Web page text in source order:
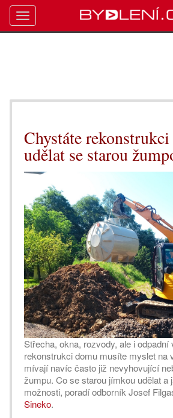
Chystáte
udělat se starou
Střecha, okna, rozvody, ale i odpadní
rekonstrukci domu musíte myslet na
mívají navíc často již nevyhovující
žumpu. Co se starou jímkou udělat a
možnosti, poradí odborník Josef
Sineko.
Toggle
navigation